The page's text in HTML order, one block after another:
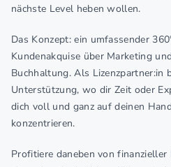
nächste Level heben wollen.
Das Konzept: ein umfassender
Kundenakquise über Marketing
Buchhaltung. Als Lizenzpartner:in
Unterstützung, wo dir Zeit oder
dich voll und ganz auf deinen
konzentrieren.
Profitiere daneben von